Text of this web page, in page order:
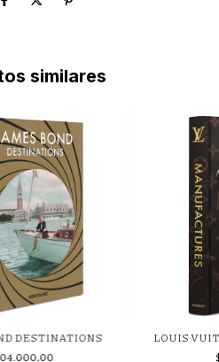
similares
DESTINATIONS
LOUIS